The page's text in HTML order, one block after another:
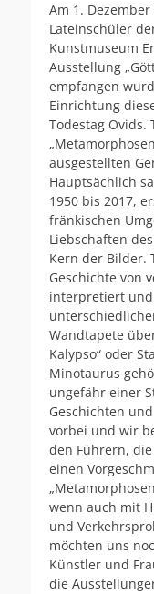
Am 1.
Lateinschüler
Kunstmuseum
Ausstellung
empfangen
Einrichtung
Todestag Ovids.
ausgestellten
Hauptsächlich
1950 bis 2017,
fränkischen
Liebschaften
Kern der Bilder.
Geschichte von
interpretiert
Wandtapete
Kalypso“ oder
Minotaurus
ungefähr einer
Geschichten
vorbei und wir
den Führern,
einen
wenn auch mit
und
möchten uns
Künstler und
die